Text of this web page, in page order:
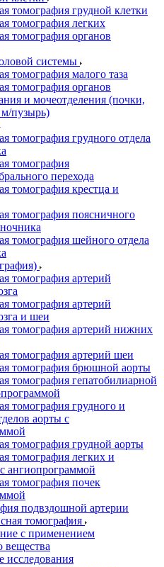
томография грудной клетки
томография легких
томография органов
системы
томография малого таза
томография органов
и мочеотделения (почки,
пузырь)
томография грудного отдела
томография
перехода
томография крестца и
томография поясничного
томография шейного отдела
томография артерий
томография артерий
и шеи
томография артерий нижних
томография артерий шеи
томография брюшной аорты
томография гепатобилиарной
томография грудного и
аорты с
томография грудной аорты
томография легких и
ангиопрограммой
томография почек
подвздошной артерии
томография
с применением
вещества
исследования